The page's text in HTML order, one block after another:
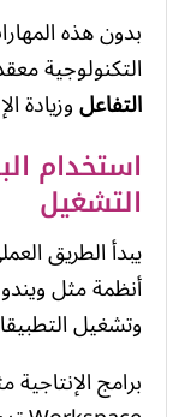
بدون هذه
التكنولوجية
التفاعلوزيادة
استخدام
التشغيل
يبدأ الطريق
أنظمة مثل
وتشغيل